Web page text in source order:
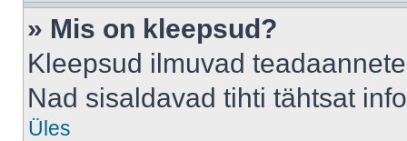
» Mis on kleepsud?
Kleepsud ilmuvad
Nad sisaldavad tihti tähtsat
Üles